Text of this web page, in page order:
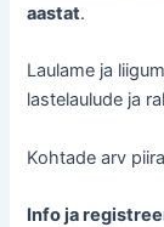
aastat.
Laulame ja
lastelaulude ja
Kohtade arv
Info ja